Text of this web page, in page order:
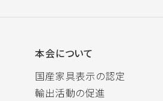
本会について
国産家具表示の認定
輸出活動の促進